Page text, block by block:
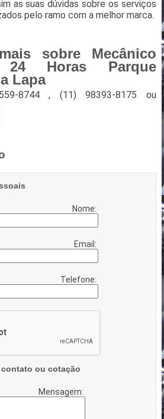
as suas dúvidas sobre os serviços
pelo ramo com a melhor marca.
sobre Mecânico
24 Horas Parque
Lapa
8744 , (11) 98393-8175 ou
Nome:
Email:
Telefone:
ou cotação
Mensagem: